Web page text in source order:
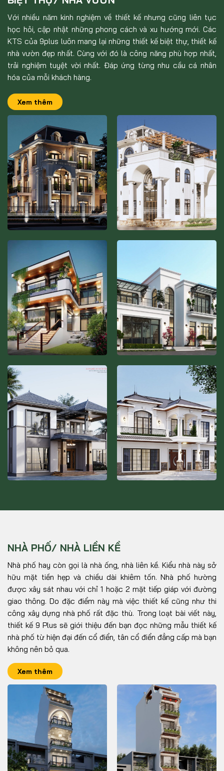
Với nhiều năm kinh nghiệm về thiết kế nhưng cũng liên tục
học hỏi, cập nhật những phong cách và xu hướng mới. Các
KTS của 9plus luôn mang lại những thiết kế biệt thự, thiết kế
nhà vườn đẹp nhất. Cùng với đó là công năng phù hợp nhất,
trải nghiệm tuyệt vời nhất. Đáp ứng từng nhu cầu cá nhân
hóa của mỗi khách hàng.
Xem thêm
BIỆT THỰ TÂN CỔ ĐIỂN
– BT326
Chủ đầu tư: Anh Trung
Hạng Mục: Tư Vấn –
Thiết Kế.
Phong cách:
Biệt Thự tân cổ điển
Xem thêm
BIỆT THỰ NHÀ VƯỜN –
BT305
Chủ đầu tư: Anh Nam
Địa chỉ : Thạch Bàn – Long
Biên – Hà Nội
Hạng Mục:
Tư Vấn – Thiết Kế.
Diện
tích 1 sàn: 120 m2
Phong
cách: Biệt Thự Vườn tân cổ
điển
Xem thêm
BIỆT THỰ HIỆN ĐẠI –
BT325
CĐT: Anh Minh ️ Hạng mục:
Tư vấn thiết kế Phong
cách: Hiện Đại
Xem thêm
BIỆT THỰ HIỆN ĐẠI –
BT310
Dự án: Gia đình anh Đôn,
Bắc Giang - Diện tích đất:
172m2 - Diện tích xây dựng:
140m2 - Phong cách: Địa
Trung Hải Hạng mục thực
hiện: Thiết kế kiến trúc
Xem thêm
Dự án: Tư vấn thiết kế nhà
ở gia đình anh Tuấn | Quy
mô: 2 tầng | Phong cách:
Hiện đại
Xem thêm
La, TP.Bắc Ninh - Diện tích
đất: 480m2 - Diện tích xây
dựng: 168m2 - Phong cách:
Hiện đại
Xem thêm
NHÀ PHỐ/ NHÀ LIỀN KỀ
Nhà phố hay còn gọi là nhà ống, nhà liên kề. Kiểu nhà này sở
hữu mặt tiền hẹp và chiều dài khiêm tốn. Nhà phố hường
được xây sát nhau với chỉ 1 hoặc 2 mặt tiếp giáp với đường
giao thông. Do đặc điểm này mà việc thiết kế cũng như thi
công xây dựng nhà phố rất đặc thù. Trong loạt bài viết này,
thiết kế 9 Plus sẽ giới thiệu đến bạn đọc những mẫu thiết kế
nhà phố từ hiện đại đến cổ điển, tân cổ điển đẳng cấp mà bạn
không nên bỏ qua.
Xem thêm